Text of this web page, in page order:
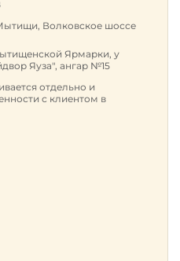
Волковское шоссе
Ярмарки, у
Яуза", ангар №15
отдельно и
с клиентом в